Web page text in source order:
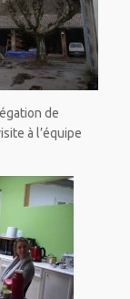
de
à l’équipe